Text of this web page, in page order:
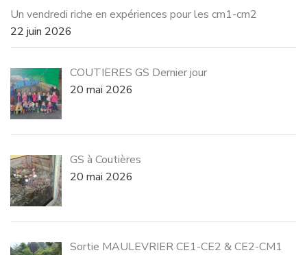
Un vendredi riche en expériences pour les cm1-cm2
22 juin 2026
COUTIERES GS Dernier jour
20 mai 2026
GS à Coutières
20 mai 2026
Sortie MAULEVRIER CE1-CE2 & CE2-CM1